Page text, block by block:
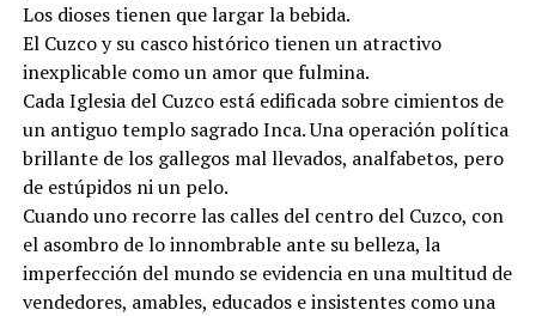
Los dioses tienen que largar la bebida.
El Cuzco y su casco histórico tienen un atractivo
inexplicable como un amor que fulmina.
Cada Iglesia del Cuzco está edificada sobre cimientos de
un antiguo templo sagrado Inca. Una operación política
brillante de los gallegos mal llevados, analfabetos, pero
de estúpidos ni un pelo.
Cuando uno recorre las calles del centro del Cuzco, con
el asombro de lo innombrable ante su belleza, la
imperfección del mundo se evidencia en una multitud de
vendedores, amables, educados e insistentes como una